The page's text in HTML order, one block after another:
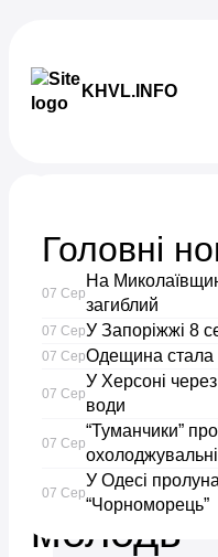
KHVL.INFO
війни
та
молодь
Головні
07 Сер
На
загиблий
07 СерУ Запоріжжі 8
07 СерОдещина стала
07 Сер
У Херсоні
води
07 Сер
“Туманчики”
07 Сер
У Одесі
“Чорноморець”